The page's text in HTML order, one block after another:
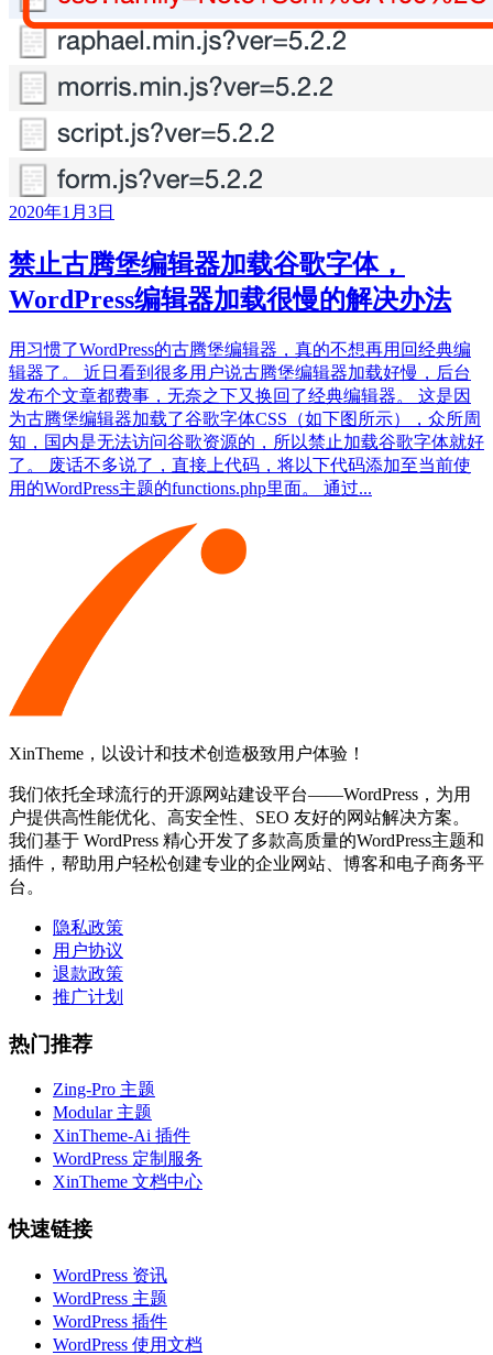
2020年1月3日
禁止古腾堡编辑器加载谷歌字体，
WordPress编辑器加载很慢的解决办法
用习惯了WordPress的古腾堡编辑器，真的不想再用回经典编
辑器了。 近日看到很多用户说古腾堡编辑器加载好慢，后台
发布个文章都费事，无奈之下又换回了经典编辑器。 这是因
为古腾堡编辑器加载了谷歌字体CSS（如下图所示），众所周
知，国内是无法访问谷歌资源的，所以禁止加载谷歌字体就好
了。 废话不多说了，直接上代码，将以下代码添加至当前使
用的WordPress主题的functions.php里面。 通过...
XinTheme，以设计和技术创造极致用户体验！
我们依托全球流行的开源网站建设平台——WordPress，为用
户提供高性能优化、高安全性、SEO 友好的网站解决方案。
我们基于 WordPress 精心开发了多款高质量的WordPress主题和
插件，帮助用户轻松创建专业的企业网站、博客和电子商务平
台。
隐私政策
用户协议
退款政策
推广计划
热门推荐
Zing-Pro 主题
Modular 主题
XinTheme-Ai 插件
WordPress 定制服务
XinTheme 文档中心
快速链接
WordPress 资讯
WordPress 主题
WordPress 插件
WordPress 使用文档